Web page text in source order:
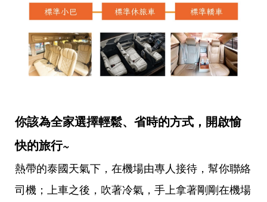
你該為全家選擇輕鬆、省時的方式，開啟愉
快的旅行~
熱帶的泰國天氣下，在機場由專人接待，幫你聯絡
司機；上車之後，吹著冷氣，手上拿著剛剛在機場